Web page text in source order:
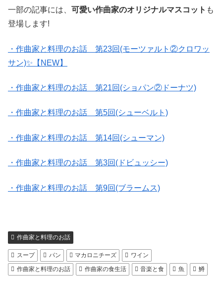
一部の記事には、 可愛い作曲家のオリジナルマスコット も
登場します!
・作曲家と料理のお話 第23回(モーツァルト②クロワッ
サン)✨【NEW】
・作曲家と料理のお話 第21回(ショパン②ドーナツ)
・作曲家と料理のお話 第5回(シューベルト)
・作曲家と料理のお話 第14回(シューマン)
・作曲家と料理のお話 第3回(ドビュッシー)
・作曲家と料理のお話 第9回(ブラームス)
作曲家と料理のお話
スープ パン マカロニチーズ
ワイン
作曲家と料理のお話
作曲家の食生活 音楽と食 魚 鱒